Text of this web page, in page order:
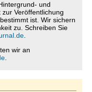
und
Veröffentlichung
ist. Wir sichern
zu. Schreiben Sie
wir an